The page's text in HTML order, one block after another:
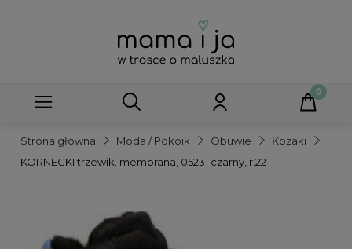
Strona główna Moda / Pokoik Obuwie
Kozaki
KORNECKI trzewik. membrana, 05231 czarny, r.22